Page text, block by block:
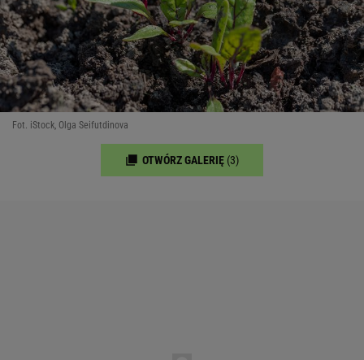
Fot. iStock, Olga Seifutdinova
OTWÓRZ GALERIĘ (3)